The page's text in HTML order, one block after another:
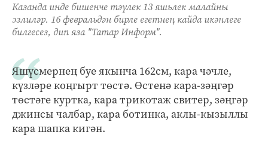
Казанда инде бишенче тәүлек 13 яшьлек малайны
эзлиләр. 16 февральдән бирле егетнең кайда икәнлеге
билгесез, дип яза "Татар Информ".
Яшүсмернең буе якынча 162см, кара чәчле,
күзләре коңгырт төстә. Өстенә кара-зәңгәр
төстәге куртка, кара трикотаж свитер, зәңгәр
джинсы чалбар, кара ботинка, аклы-кызыллы
кара шапка кигән.